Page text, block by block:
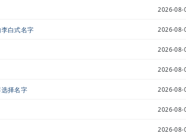
2026-08-
白式名字 2026-08-
2026-08-
2026-08-
择名字 2026-08-
2026-08-
2026-08-